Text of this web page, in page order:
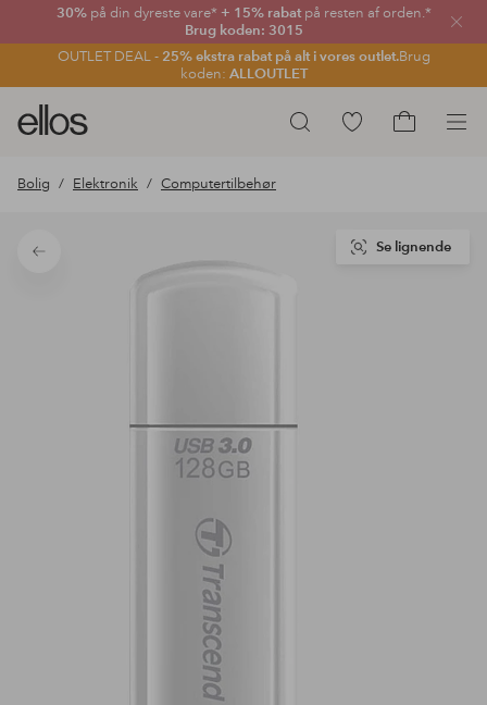
30% på din dyreste vare* + 15% rabatpå resten af orden.*
Brug koden: 3015
OUTLET DEAL - 25% ekstra rabat på alt i vores outlet.Brug
koden: ALLOUTLET
Luk
Søg
Ellos
logo
gå
forsiden
Gå
Bolig Elektronik Computertilbehør
Tilbage
Se lignende